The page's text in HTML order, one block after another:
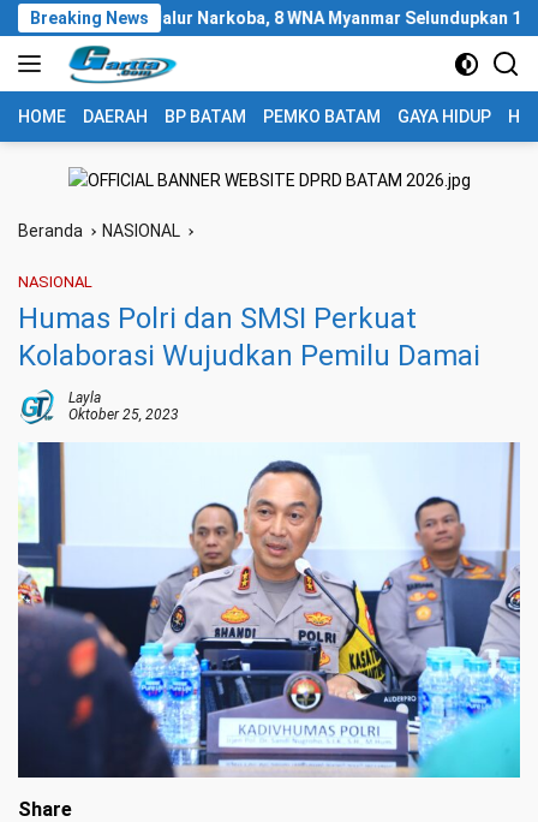
Langsung
ke
konten
Breaking News
Jalur Narkoba, 8 WNA Myanmar Selundupkan 1,3 Ton Ketamin
HOME DAERAH BP BATAM PEMKO BATAM GAYA HIDUP
Beranda NASIONAL
NASIONAL
Humas Polri dan SMSI Perkuat
Kolaborasi Wujudkan Pemilu Damai
Layla
Oktober 25, 2023
Share